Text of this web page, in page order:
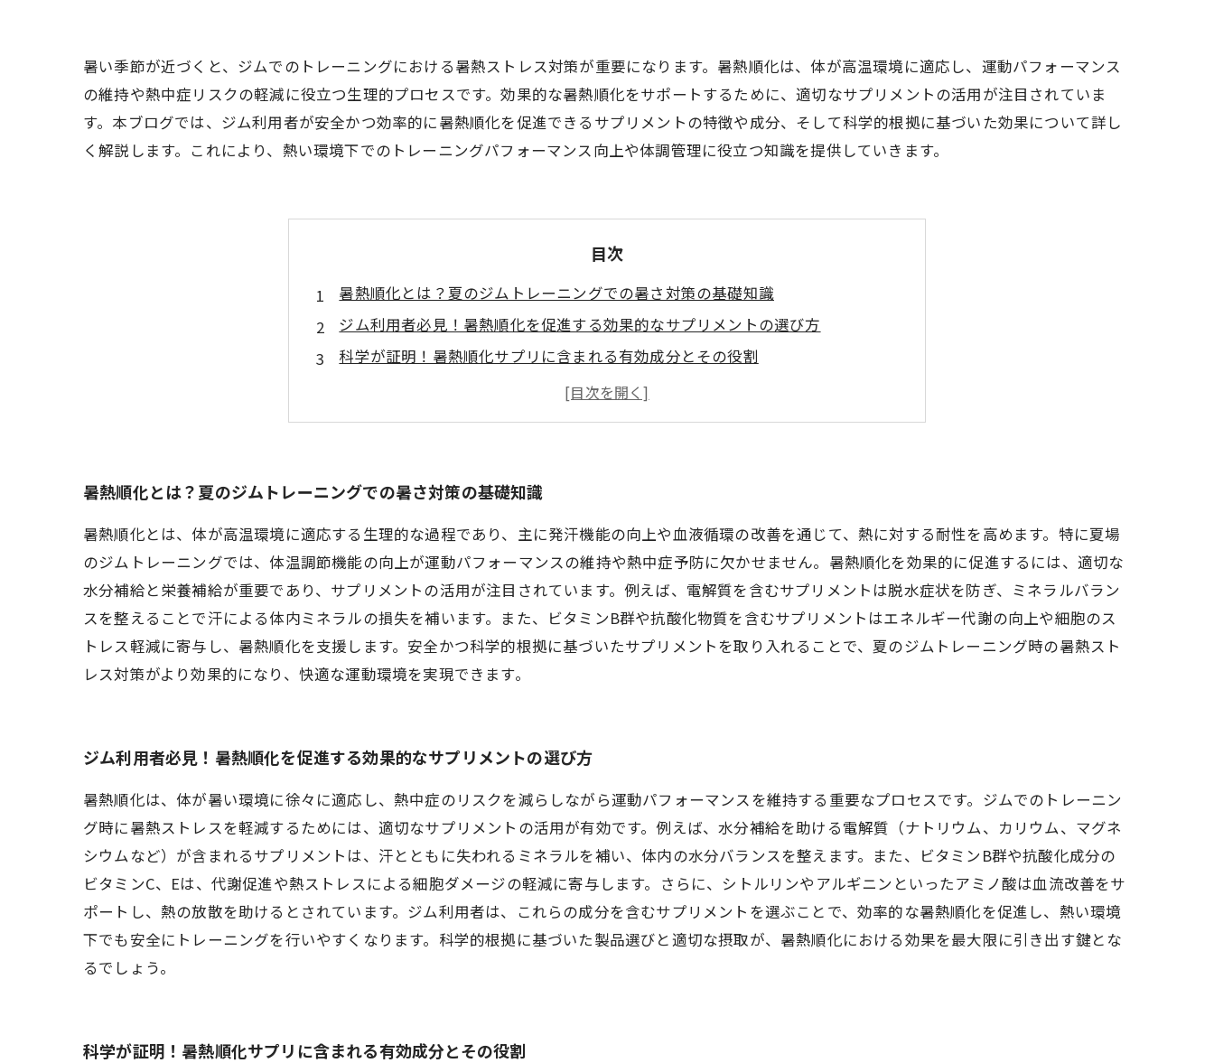
暑い季節が近づくと、ジムでのトレーニングにおける暑熱ストレス対策が重要になります。暑熱順化は、体が高温環境に適応し、運動パフォーマンス
の維持や熱中症リスクの軽減に役立つ生理的プロセスです。効果的な暑熱順化をサポートするために、適切なサプリメントの活用が注目されていま
す。本ブログでは、ジム利用者が安全かつ効率的に暑熱順化を促進できるサプリメントの特徴や成分、そして科学的根拠に基づいた効果について詳し
く解説します。これにより、熱い環境下でのトレーニングパフォーマンス向上や体調管理に役立つ知識を提供していきます。
目次
暑熱順化とは？夏のジムトレーニングでの暑さ対策の基礎知識
ジム利用者必見！暑熱順化を促進する効果的なサプリメントの選び方
科学が証明！暑熱順化サプリに含まれる有効成分とその役割
実践編：ジムでの暑熱順化をサポートするサプリメント活用法
暑熱順化の成果を実感！サプリメントで熱中症リスクを減らす秘訣
安全に暑さを乗り切るために知っておきたいジム向け暑熱順化サプリのポイント
暑熱順化とは？夏のジムトレーニングでの暑さ対策の基礎知識
暑熱順化とは、体が高温環境に適応する生理的な過程であり、主に発汗機能の向上や血液循環の改善を通じて、熱に対する耐性を高めます。特に夏場
のジムトレーニングでは、体温調節機能の向上が運動パフォーマンスの維持や熱中症予防に欠かせません。暑熱順化を効果的に促進するには、適切な
水分補給と栄養補給が重要であり、サプリメントの活用が注目されています。例えば、電解質を含むサプリメントは脱水症状を防ぎ、ミネラルバラン
スを整えることで汗による体内ミネラルの損失を補います。また、ビタミンB群や抗酸化物質を含むサプリメントはエネルギー代謝の向上や細胞のス
トレス軽減に寄与し、暑熱順化を支援します。安全かつ科学的根拠に基づいたサプリメントを取り入れることで、夏のジムトレーニング時の暑熱スト
レス対策がより効果的になり、快適な運動環境を実現できます。
ジム利用者必見！暑熱順化を促進する効果的なサプリメントの選び方
暑熱順化は、体が暑い環境に徐々に適応し、熱中症のリスクを減らしながら運動パフォーマンスを維持する重要なプロセスです。ジムでのトレーニン
グ時に暑熱ストレスを軽減するためには、適切なサプリメントの活用が有効です。例えば、水分補給を助ける電解質（ナトリウム、カリウム、マグネ
シウムなど）が含まれるサプリメントは、汗とともに失われるミネラルを補い、体内の水分バランスを整えます。また、ビタミンB群や抗酸化成分の
ビタミンC、Eは、代謝促進や熱ストレスによる細胞ダメージの軽減に寄与します。さらに、シトルリンやアルギニンといったアミノ酸は血流改善をサ
ポートし、熱の放散を助けるとされています。ジム利用者は、これらの成分を含むサプリメントを選ぶことで、効率的な暑熱順化を促進し、熱い環境
下でも安全にトレーニングを行いやすくなります。科学的根拠に基づいた製品選びと適切な摂取が、暑熱順化における効果を最大限に引き出す鍵とな
るでしょう。
科学が証明！暑熱順化サプリに含まれる有効成分とその役割